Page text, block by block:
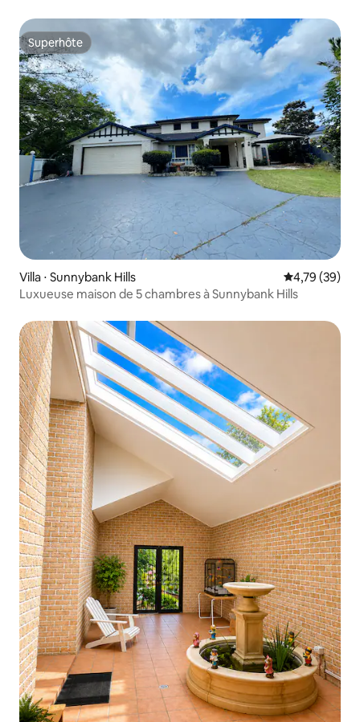
Superhôte
Superhôte
Villa ⋅ Sunnybank Hills Évaluation
4,79 (39)
Luxueuse maison de 5 chambres à Sunnybank Hills